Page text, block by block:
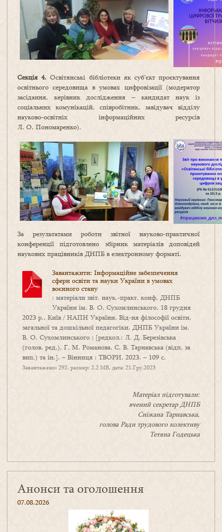
Секція 4. Освітянські бібліотеки як суб’єкт проєктування
освітнього середовища в умовах цифровізації (модератор
засідання, керівник дослідження – кандидат наук із
соціальних комунікацій, співробітник, завідувач відділу
науково-освітніх інформаційних ресурсів
Л. О. Пономаренко).
За результатами роботи звітної науково-практичної
конференції підготовлено збірник матеріалів доповідей
наукових працівників ДНПБ в електронному форматі.
Завантажити: Інформаційне забезпечення
сфери освіти та науки України в умовах
воєнного стану
: матеріали звіт. наук.-практ. конф. ДНПБ
України ім. В. О. Сухомлинського, 18 грудня
2023 р., Київ / НАПН України, Від-ня філософії освіти,
загальної та дошкільної педагогіки, ДНПБ України ім.
В. О. Сухомлинського ; [редкол.: Л. Д. Березівська
(голов. ред.), Г. М. Романова, С. В. Тарнавська (відп. за
вип.) та ін.]. – Вінниця : ТВОРИ, 2023. – 109 с.
Завантажено: 292, размер: 2.2 MB, дата: 21.Гру.2023
Матеріал підготували:
вчений секретар ДНПБ
Сніжана Тарнавська,
голова Ради трудового колективу
Тетяна Годецька
Анонси та оголошення
07.08.2026